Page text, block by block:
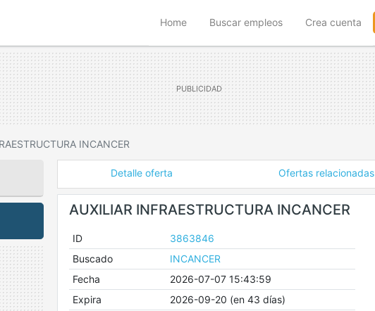
Home(current)Buscar empleos Crea cuenta
INCANCER
Detalle oferta Ofertas relacionadas
AUXILIAR INFRAESTRUCTURA INCANCER
ID
3863846
Buscado
INCANCER
Fecha
2026-07-07 15:43:59
Expira
2026-09-20 (en 43 días)